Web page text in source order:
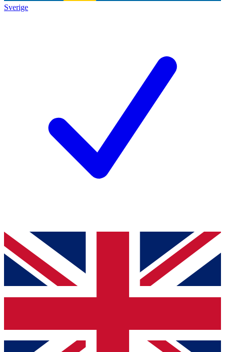
Sverige